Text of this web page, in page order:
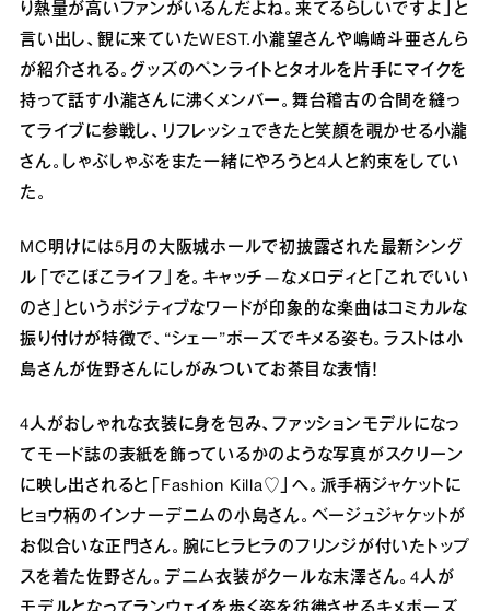
り熱量が⾼いファンがいるんだよね。来てるらしいですよ」と
⾔い出し、観に来ていたWEST.⼩瀧望さんや嶋﨑⽃亜さんら
が紹介される。グッズのペンライトとタオルを⽚⼿にマイクを
持って話す⼩瀧さんに沸くメンバー。舞台稽古の合間を縫っ
てライブに参戦し、リフレッシュできたと笑顔を覗かせる⼩瀧
さん。しゃぶしゃぶをまた⼀緒にやろうと4⼈と約束をしてい
た。
MC明けには5⽉の⼤阪城ホールで初披露された最新シング
ル「でこぼこライフ」を。キャッチ―なメロディと「これでいい
のさ」というポジティブなワードが印象的な楽曲はコミカルな
振り付けが特徴で、“シェー”ポーズでキメる姿も。ラストは⼩
島さんが佐野さんにしがみついてお茶⽬な表情！
4⼈がおしゃれな⾐装に⾝を包み、ファッションモデルになっ
てモード誌の表紙を飾っているかのような写真がスクリーン
に映し出されると「Fashion Killa♡」へ。派⼿柄ジャケットに
ヒョウ柄のインナーデニムの⼩島さん。ベージュジャケットが
お似合いな正⾨さん。腕にヒラヒラのフリンジが付いたトップ
スを着た佐野さん。デニム⾐装がクールな末澤さん。4⼈が